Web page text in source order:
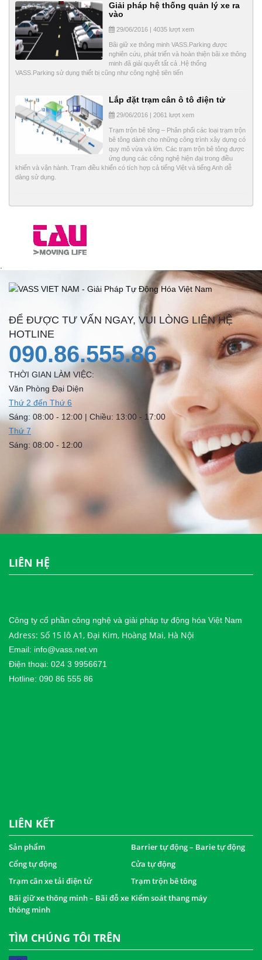
Giải pháp hệ thống quản lý xe ra
vào
29/06/2016 | 4035 lượt xem
Bãi giữ xe thông minh VASS.Parking được
nghiên cứu, phát triển và hoàn thiện bãi xe thông
minh đã giải quyết tất cả .Hệ thống
VASS.Parking sử dụng thiết bị cũng như công nghệ tiên tiến
Lắp đặt trạm cân ô tô điện tử
29/06/2016 | 2061 lượt xem
Trạm trộn bê tông – Phân phối các loại trạm trộn
bê tông dành cho những công trình xây dựng có
quy mô vừa và lớn. Các trạm trộn bê tông được
ứng dụng các công nghệ hiện đại trong điều
khiển và vận hành. Trạm điều khiển có tích hợp cả tiếng Việt và tiếng Anh dễ
dàng sử dụng.
ĐỂ ĐƯỢC TƯ VẤN NGAY, VUI LÒNG LIÊN HỆ
HOTLINE
090.86.555.86
THỜI GIAN LÀM VIỆC:
Văn Phòng Đại Diện
Thứ 2 đến Thứ 6
Sáng: 08:00 - 12:00 | Chiều: 13:00 - 17:00
Thứ 7
Sáng: 08:00 - 12:00
LIÊN HỆ
Công ty cổ phần công nghệ và giải pháp tự động hóa Việt Nam
Adress: Số 15 lô A1, Đại Kim, Hoàng Mai, Hà Nội
Email: info@vass.net.vn
Điện thoại: 024 3 9956671
Hotline: 090 86 555 86
LIÊN KẾT
Sản phẩm
Barrier tự động – Barie tự động
Cổng tự động
Cửa tự động
Trạm cân xe tải điện tử
Trạm trộn bê tông
Bãi giữ xe thông minh – Bãi đỗ xe
thông minh
Kiểm soát thang máy
TÌM CHÚNG TÔI TRÊN